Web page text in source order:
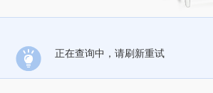
正在查询中，请刷新重试